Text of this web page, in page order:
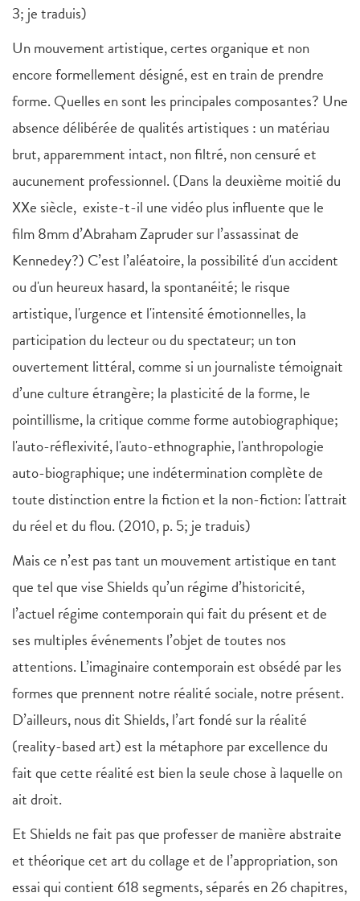
3; je traduis)
Un mouvement artistique, certes organique et non
encore formellement désigné, est en train de prendre
forme. Quelles en sont les principales composantes? Une
absence délibérée de qualités artistiques : un matériau
brut, apparemment intact, non filtré, non censuré et
aucunement professionnel. (Dans la deuxième moitié du
XXe siècle, existe-t-il une vidéo plus influente que le
film 8mm d’Abraham Zapruder sur l’assassinat de
Kennedey?) C’est l’aléatoire, la possibilité d'un accident
ou d'un heureux hasard, la spontanéité; le risque
artistique, l'urgence et l'intensité émotionnelles, la
participation du lecteur ou du spectateur; un ton
ouvertement littéral, comme si un journaliste témoignait
d’une culture étrangère; la plasticité de la forme, le
pointillisme, la critique comme forme autobiographique;
l'auto-réflexivité, l'auto-ethnographie, l'anthropologie
auto-biographique; une indétermination complète de
toute distinction entre la fiction et la non-fiction: l'attrait
du réel et du flou. (2010, p. 5; je traduis)
Mais ce n’est pas tant un mouvement artistique en tant
que tel que vise Shields qu’un régime d’historicité,
l’actuel régime contemporain qui fait du présent et de
ses multiples événements l’objet de toutes nos
attentions. L’imaginaire contemporain est obsédé par les
formes que prennent notre réalité sociale, notre présent.
D’ailleurs, nous dit Shields, l’art fondé sur la réalité
(reality-based art) est la métaphore par excellence du
fait que cette réalité est bien la seule chose à laquelle on
ait droit.
Et Shields ne fait pas que professer de manière abstraite
et théorique cet art du collage et de l’appropriation, son
essai qui contient 618 segments, séparés en 26 chapitres,